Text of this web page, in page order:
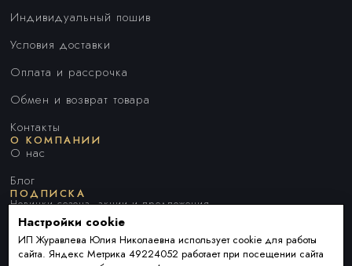
Индивидуальный пошив
Условия доставки
Оплата и рассрочка
Обмен и возврат товара
Контакты
О КОМПАНИИ
О нас
Блог
ПОДПИСКА
Новинки сезона, акции и предложения
Я ДАЮ СОГЛАСИЕ НА ОБРАБОТКУ ПЕРСОНАЛЬНЫХ ДАННЫХ И
Настройки cookie
ИП Журавлева Юлия Николаевна использует cookie для работы
сайта. Яндекс Метрика 49224052 работает при посещении сайта